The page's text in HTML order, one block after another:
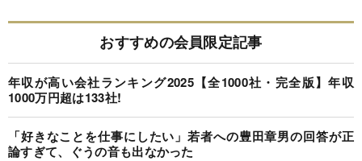
おすすめの会員限定記事
年収が高い会社ランキング2025【全1000社・完全版】年収
1000万円超は133社!
「好きなことを仕事にしたい」若者への豊田章男の回答が正
論すぎて、ぐうの音も出なかった